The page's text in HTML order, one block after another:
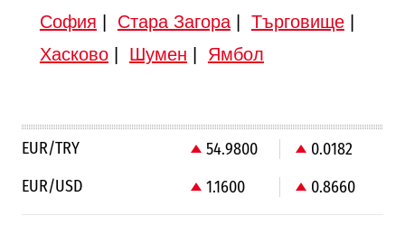
София
Стара Загора| Търговище|
Хасково| Шумен Ямбол
EUR/TRY 54.9800
0.0182
EUR/USD
1.1600 0.8660